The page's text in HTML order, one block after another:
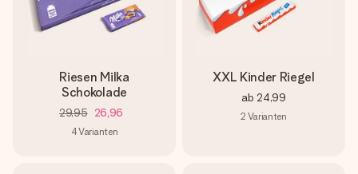
Riesen Milka
Schokolade
29,95 26,96
4Varianten
XXL Kinder Riegel
ab 24,99
2 Varianten